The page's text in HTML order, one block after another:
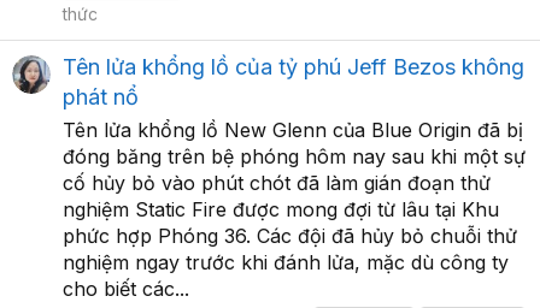
thức
Tên lửa khổng lồ của tỷ phú Jeff Bezos không
phát nổ
Tên lửa khổng lồ New Glenn của Blue Origin đã bị
đóng băng trên bệ phóng hôm nay sau khi một sự
cố hủy bỏ vào phút chót đã làm gián đoạn thử
nghiệm Static Fire được mong đợi từ lâu tại Khu
phức hợp Phóng 36. Các đội đã hủy bỏ chuỗi thử
nghiệm ngay trước khi đánh lửa, mặc dù công ty
cho biết các...